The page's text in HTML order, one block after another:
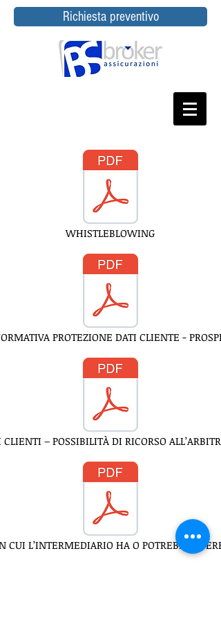
Richiesta preventivo
WHISTLEBLOWING
PROTEZIONE DATI CLIENTE -
– POSSIBILITÀ DI RICORSO
CUI L’INTERMEDIARIO HA O POTREBBE